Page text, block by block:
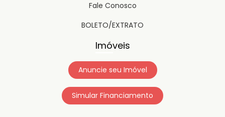
Fale Conosco
BOLETO/EXTRATO
Imóveis
Anuncie seu Imóvel
Simular Financiamento